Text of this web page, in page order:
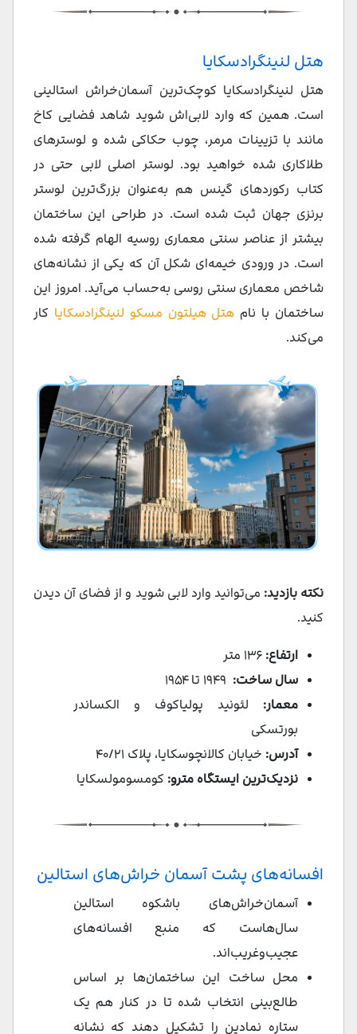
هتل لنینگرادسکایا
هتل لنینگرادسکایا کوچک‌ترین آسمان‌خراش استالینی
است. همین که وارد لابی‌اش شوید شاهد فضایی کاخ
مانند با تزیینات مرمر، چوب حکاکی شده و لوسترهای
طلاکاری شده خواهید بود. لوستر اصلی لابی حتی در
کتاب رکوردهای گینس هم به‌عنوان بزرگ‌ترین لوستر
برنزی جهان ثبت شده است. در طراحی این ساختمان
بیشتر از عناصر سنتی معماری روسیه الهام گرفته شده
است. در ورودی خیمه‌ای شکل آن که یکی از نشانه‌های
شاخص معماری سنتی روسی به‌حساب می‌آید. امروز این
ساختمان با نام هتل هیلتون مسکو لنینگرادسکایا کار
می‌کند.
نکته‌ بازدید: می‌توانید وارد لابی شوید و از فضای آن دیدن
کنید.
ارتفاع:۱۳۶ متر
سال ساخت:
معمار: لئونید پولیاکوف و الکساندر
بورتسکی
آدرس: خیابان کالانچوسکایا، پلاک ۴۰/۲۱
نزدیک‌ترین ایستگاه مترو: کومسومولسکایا
افسانه‌های پشت آسمان‌ خراش‌های استالین
آسمان‌خراش‌های باشکوه استالین
سال‌هاست که منبع افسانه‌های
عجیب‌وغریب‌اند.
محل ساخت این ساختمان‌ها بر اساس
طالع‌بینی انتخاب شده تا در کنار هم یک
ستاره نمادین را تشکیل دهند که نشانه